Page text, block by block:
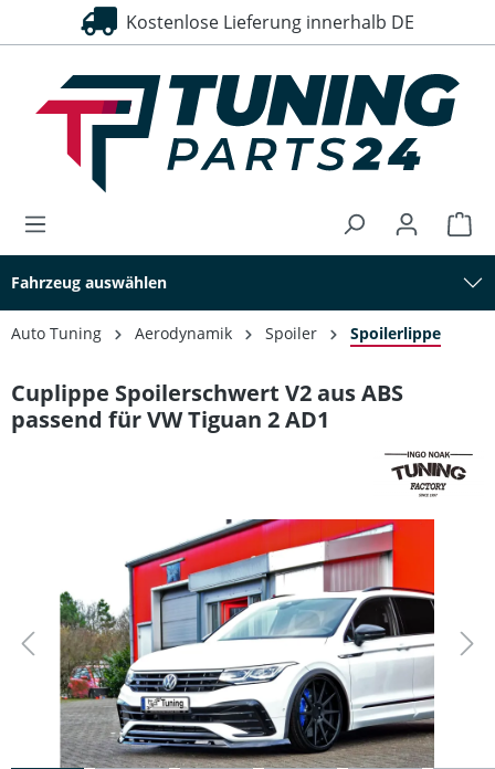
springen Kostenlose Lieferung innerhalb DE
Fahrzeug auswählen
Auto Tuning Aerodynamik Spoiler Spoilerlippe
Cuplippe Spoilerschwert V2 aus ABS
passend für VW Tiguan 2 AD1
Bildergalerie überspringen